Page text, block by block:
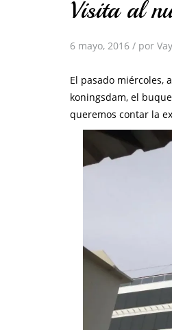
Visita al
6 mayo, 2016 / por
El pasado miércoles,
koningsdam, el
queremos contar la